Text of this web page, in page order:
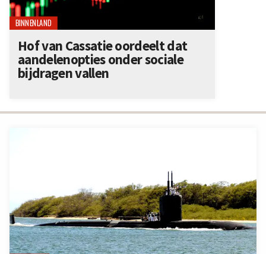
BINNENLAND
Hof van Cassatie oordeelt dat
aandelenopties onder sociale
bijdragen vallen